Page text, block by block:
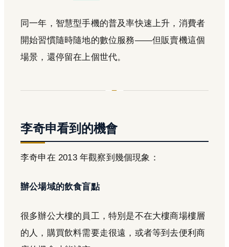
同一年，智慧型手機的普及率快速上升，消費者
開始習慣隨時隨地的數位服務——但販賣機這個
場景，還停留在上個世代。
李奇申看到的機會
李奇申在 2013 年觀察到幾個現象：
辦公場域的飲食盲點
很多辦公大樓的員工，特別是不在大樓商場樓層
的人，購買飲料需要走很遠，或者等到去便利商